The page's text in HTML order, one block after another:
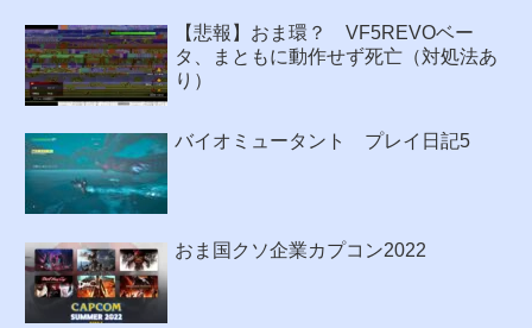
【悲報】おま環？ VF5REVOベー
タ、まともに動作せず死亡（対処法あ
り）
バイオミュータント プレイ日記5
おま国クソ企業カプコン2022